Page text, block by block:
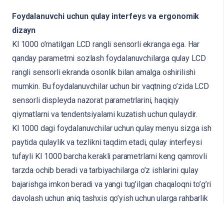
Foydalanuvchi uchun qulay interfeys va ergonomik
dizayn
Kl 1000 o’rnatilgan LCD rangli sensorli ekranga ega. Har
qanday parametrni sozlash foydalanuvchilarga qulay LCD
rangli sensorli ekranda osonlik bilan amalga oshirilishi
mumkin. Bu foydalanuvchilar uchun bir vaqtning o’zida LCD
sensorli displeyda nazorat parametrlarini, haqiqiy
qiymatlarni va tendentsiyalarni kuzatish uchun qulaydir.
Kl 1000 dagi foydalanuvchilar uchun qulay menyu sizga ish
paytida qulaylik va tezlikni taqdim etadi, qulay interfeysi
tufayli KI 1000 barcha kerakli parametrlarni keng qamrovli
tarzda ochib beradi va tarbiyachilarga o’z ishlarini qulay
bajarishga imkon beradi va yangi tug’ilgan chaqaloqni to’g’ri
davolash uchun aniq tashxis qo’yish uchun ularga rahbarlik